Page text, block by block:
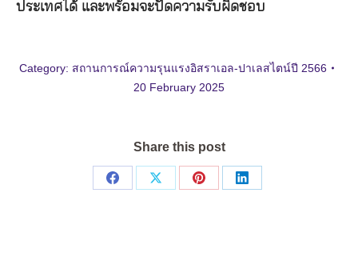
ประเทศได้ และพร้อมจะปัดความรับผิดชอบ
Category: สถานการณ์ความรุนแรงอิสราเอล-ปาเลสไตน์ปี 2566
20 February 2025
Share this post
Share
Share
Share
Share